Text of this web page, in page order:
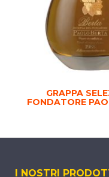
GRAPPA
FONDATORE
I NOSTRI